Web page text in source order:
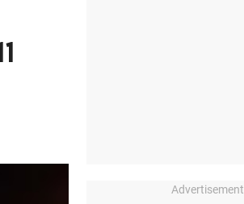
Advertisement